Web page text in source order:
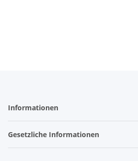
Informationen
Gesetzliche Informationen